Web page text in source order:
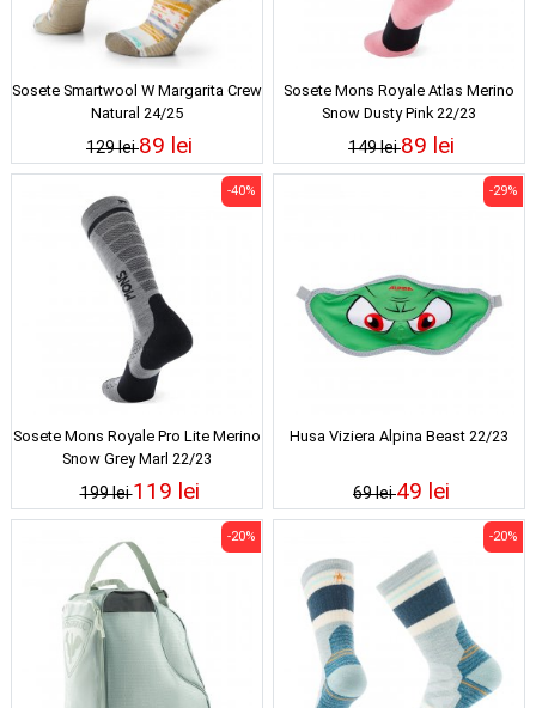
Sosete Smartwool W Margarita Crew
Natural 24/25
129 lei89 lei
Sosete Mons Royale Atlas Merino
Snow Dusty Pink 22/23
149 lei89 lei
Sosete Mons Royale Pro Lite Merino
Snow Grey Marl 22/23
199 lei
-40%
119 lei
Husa Viziera Alpina Beast 22/23
69 lei
-29%
49 lei
-20% -20%